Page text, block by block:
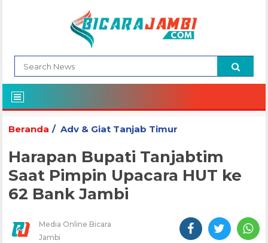
Beranda Adv & Giat Tanjab Timur
Harapan Bupati Tanjabtim
Saat Pimpin Upacara HUT ke
62 Bank Jambi
Media Online Bicara
Jambi